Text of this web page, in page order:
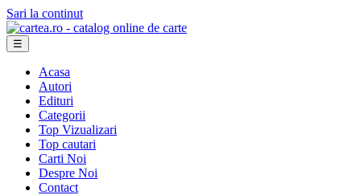
Sari la continut
☰
Acasa
Autori
Edituri
Categorii
Top Vizualizari
Top cautari
Carti Noi
Despre Noi
Contact